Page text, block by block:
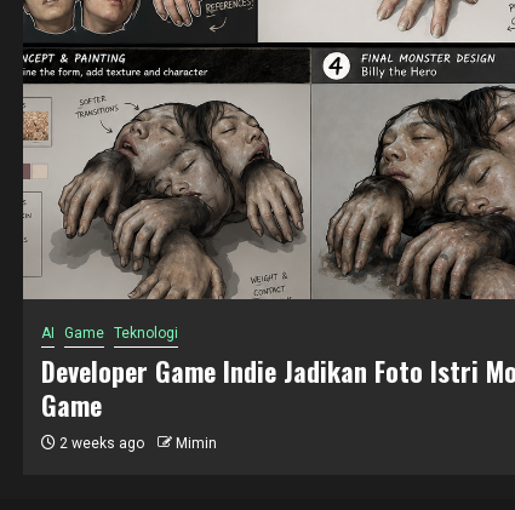
AI Gadget Teknologi
AI dan RAM Smartphone: Mengapa
Naik?
3 weeks ago Mimin